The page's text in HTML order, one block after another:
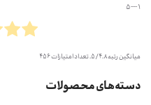
دسته‌های محصولات
1 --- 5
میانگین رتبه4.8/ 5. تعداد امتیازات 456